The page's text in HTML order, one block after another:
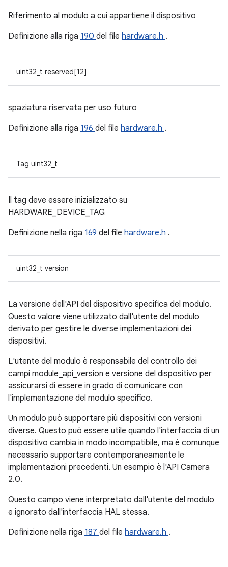
Riferimento al modulo a cui appartiene il dispositivo
Definizione alla riga 190 del file hardware.h .
uint32_t reserved[12]
spaziatura riservata per uso futuro
Definizione alla riga 196 del file hardware.h .
Tag uint32_t
Il tag deve essere inizializzato su
HARDWARE_DEVICE_TAG
Definizione nella riga 169 del file hardware.h .
uint32_t version
La versione dell'API del dispositivo specifica del modulo.
Questo valore viene utilizzato dall'utente del modulo
derivato per gestire le diverse implementazioni dei
dispositivi.
L'utente del modulo è responsabile del controllo dei
campi module_api_version e versione del dispositivo per
assicurarsi di essere in grado di comunicare con
l'implementazione del modulo specifico.
Un modulo può supportare più dispositivi con versioni
diverse. Questo può essere utile quando l'interfaccia di un
dispositivo cambia in modo incompatibile, ma è comunque
necessario supportare contemporaneamente le
implementazioni precedenti. Un esempio è l'API Camera
2.0.
Questo campo viene interpretato dall'utente del modulo
e ignorato dall'interfaccia HAL stessa.
Definizione nella riga 187 del file hardware.h .